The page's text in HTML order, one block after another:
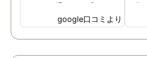
なんかも温かみを感じま
す。はじめからこちらにす
ればよかったです😢 …
google口コミより
3